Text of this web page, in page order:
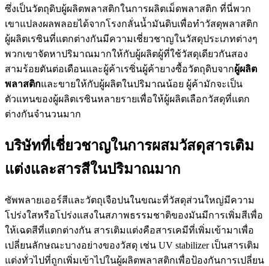
ซึ่งเป็นวัตถุดิบผู้ผลิตพลาสติกในการผลิตเม็ดพลาสติก ที่นี่พวก
เขาแปลงผลพลอยได้จากโรงกลั่นน้ำมันดิบเพื่อทำวัสดุพลาสติก
ผู้ผลิตเรซินที่แตกต่างกันมีความเชี่ยวชาญในวัสดุประเภทต่างๆ
พวกเขาจัดหาปริมาณมากให้กับผู้ผลิตผู้ที่ใช้วัสดุเดียวกันสอง
สามร้อยตันต่อเดือนและผู้ค้าเรซิ่นผู้ค้ายางซื้อวัตถุดิบจากผู้ผลิต
พลาสติกและขายให้กับผู้ผลิตในปริมาณน้อย ผู้ค้ามักจะเป็น
ตัวแทนของผู้ผลิตเรซินหลายรายเพื่อให้ผู้ผลิตเลือกวัสดุที่แตก
ต่างกันจำนวนมาก
บริษัทที่เชี่ยวชาญในการผสมวัสดุสารเติม
แต่งและสารสีในปริมาณมาก
ซัพพลายเออร์สีและวัตถุเจือปนในขณะที่วัสดุส่วนใหญ่มีความ
โปร่งใสหรือโปร่งแสงในสภาพธรรมชาติของมันมีการเพิ่มสีเพื่อ
ให้เฉดสีที่แตกต่างกัน สารเติมแต่งคือสารเคมีที่เพิ่มเข้ามาเพื่อ
เปลี่ยนลักษณะบางอย่างของวัสดุ เช่น UV stabilizer เป็นสารเติม
แต่งทั่วไปที่ถูกเพิ่มเข้าไปในผู้ผลิตพลาสติกเพื่อป้องกันการเปลี่ยน